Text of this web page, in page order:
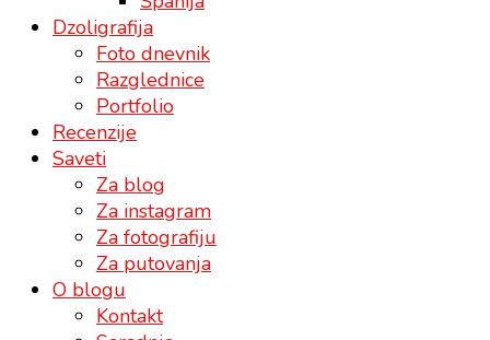
Dzoligrafija
Foto dnevnik
Razglednice
Portfolio
Recenzije
Saveti
Za blog
Za instagram
Za fotografiju
Za putovanja
O blogu
Kontakt